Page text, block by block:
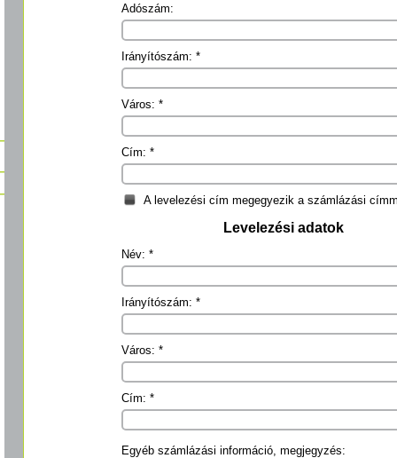
Adószám:
Irányítószám: *
Város: *
Cím: *
A levelezési cím megegyezik a számlázási
Levelezési adatok
Név: *
Irányítószám: *
Város: *
Cím: *
Egyéb számlázási információ, megjegyzés: